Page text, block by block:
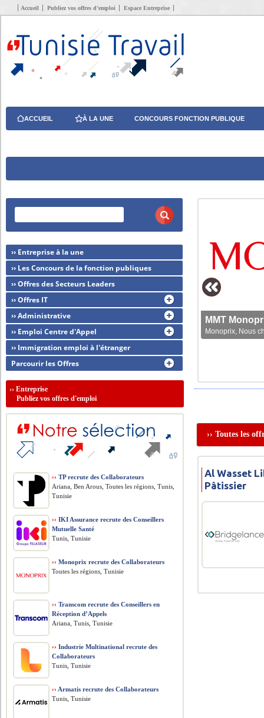
Accueil Publiez vos offres d’emploi Espace Entreprise
ACCUEIL À LA UNE CONCOURS FONCTION PUBLIQUE
MMT
Monoprix, Nous
›› Toutes les
Al Wasset
Pâtissier
›› Entreprise à la une
›› Les Concours de la fonction publiques
›› Offres des Secteurs Leaders
›› Offres IT
›› Administrative
›› Emploi Centre d'Appel
›› Immigration emploi à l'étranger
Parcourir les Offres
››Entreprise
Publiez vos offres d'emploi
›› TP recrute des Collaborateurs
Ariana, Ben Arous, Toutes les régions, Tunis,
Tunisie
›› IKI Assurance recrute des Conseillers
Mutuelle Santé
Tunis, Tunisie
›› Monoprix recrute des Collaborateurs
Toutes les régions, Tunisie
›› Transcom recrute des Conseillers en
Réception d’Appels
Ariana, Tunis, Tunisie
›› Industrie Multinational recrute des
Collaborateurs
Tunis, Tunisie
›› Armatis recrute des Collaborateurs
Tunis, Tunisie